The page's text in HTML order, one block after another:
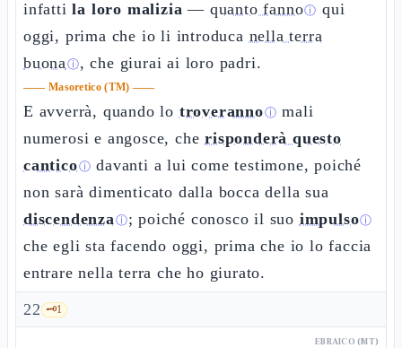
infattila loro malizia — quanto fannoⓘ qui
oggi, prima che io li introduca nella terra
buonaⓘ, che giurai ai loro padri.
—— Masoretico (TM) ——
E avverrà, quando lo troverannoⓘ mali
numerosi e angosce, cherisponderà questo
canticoⓘ davanti a lui come testimone, poiché
non sarà dimenticato dalla bocca della sua
discendenzaⓘ; poiché conosco il suo impulsoⓘ
che egli sta facendo oggi, prima che io lo faccia
entrare nella terra che ho giurato.
22 🗝️1
EBRAICO (MT)